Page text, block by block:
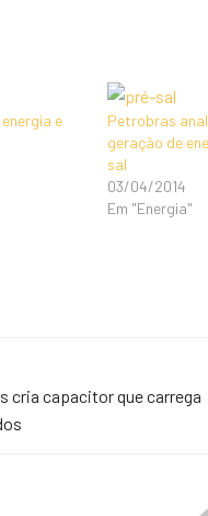
e
Petrobras
geração de
sal
03/04/2014
Em "Energia"
cria capacitor que carrega